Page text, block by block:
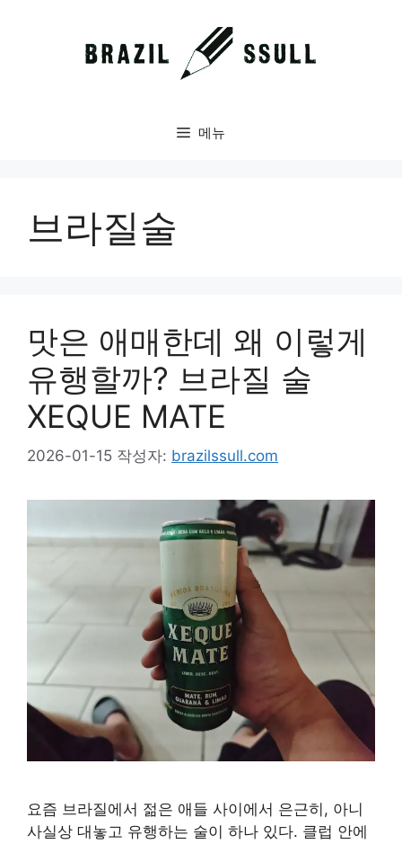
메뉴
브라질술
맛은 애매한데 왜 이렇게
유행할까? 브라질 술
XEQUE MATE
2026-01-15 작성자: brazilssull.com
요즘 브라질에서 젊은 애들 사이에서 은근히, 아니
사실상 대놓고 유행하는 술이 하나 있다. 클럽 안에